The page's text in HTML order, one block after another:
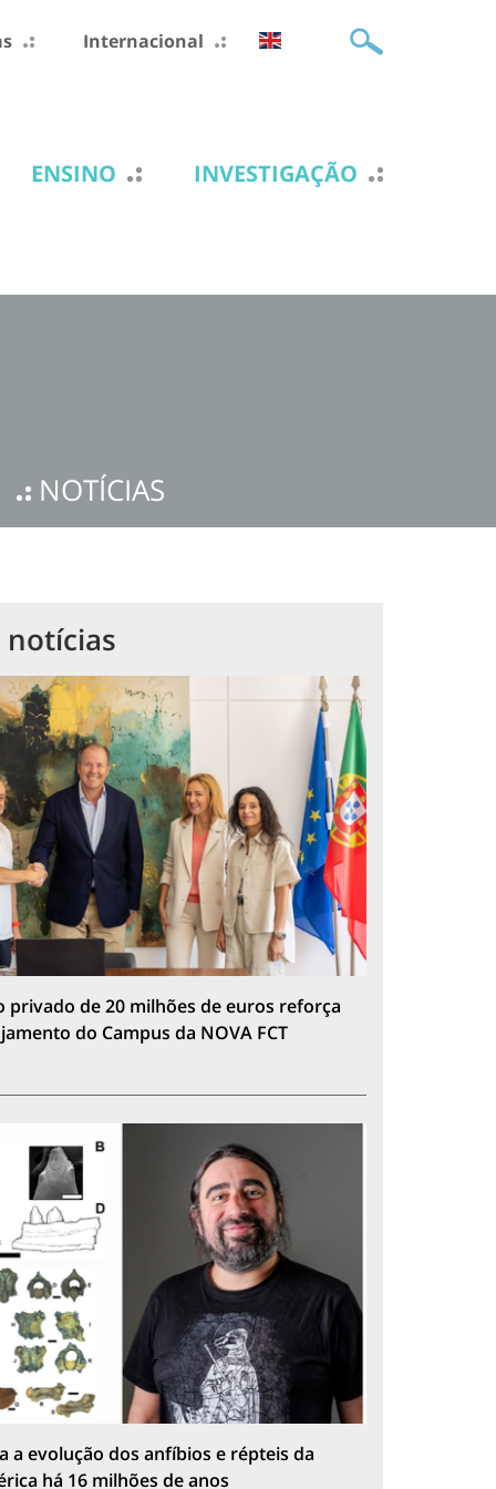
Internacional
ENSINO INVESTIGAÇÃO
NOTÍCIAS
privado de 20 milhões de euros reforça
do Campus da NOVA FCT
a evolução dos anfíbios e répteis da
há 16 milhões de anos